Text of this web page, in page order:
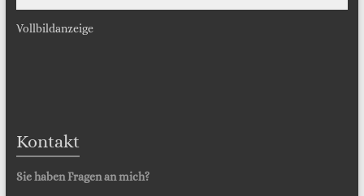
Vollbildanzeige
Kontakt
Sie haben Fragen an mich?